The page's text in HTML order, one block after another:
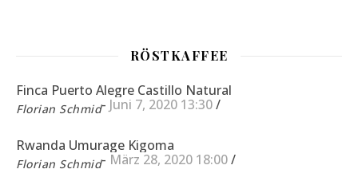
RÖSTKAFFEE
Finca Puerto Alegre Castillo Natural
- Juni 7, 2020 13:30/
Florian Schmid
Rwanda Umurage Kigoma
- März 28, 2020 18:00/
Florian Schmid